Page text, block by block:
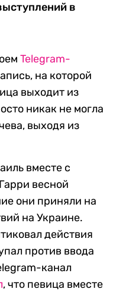
в
Telegram-
на которой
выходит из
никак не могла
выходя из
вместе с
весной
они приняли на
на Украине.
действия
против ввода
канал
, что певица вместе